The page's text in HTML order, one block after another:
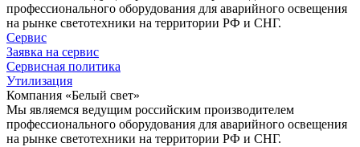
профессионального оборудования для аварийного освещения
на рынке светотехники на территории РФ и СНГ.
Сервис
Заявка на сервис
Сервисная политика
Утилизация
Компания «Белый свет»
Мы являемся ведущим российским производителем
профессионального оборудования для аварийного освещения
на рынке светотехники на территории РФ и СНГ.